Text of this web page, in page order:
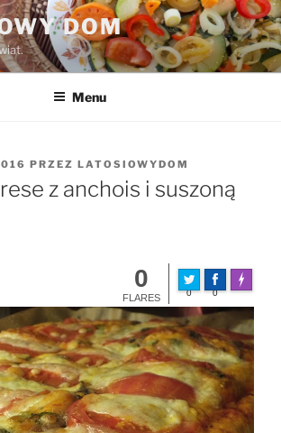
DOM
Menu
PRZEZ LATOSIOWYDOM
z anchois i suszoną
0
FLARES 0 0
Made with